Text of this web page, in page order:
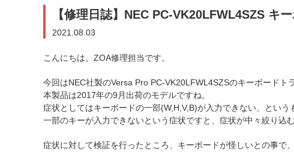
【修理日誌】NEC PC-VK20LFWL4SZS キ
2021.08.03
こんにちは。ZOA修理担当です。
今回はNEC社製のVersa Pro PC-VK20LFWL4SZSのキーボードト
本製品は2017年の9月出荷のモデルですね。
症状としてはキーボードの一部(W,H,V,B)が入力できない、という
一部のキーが入力できないという症状ですと、症状が中々絞り込
症状に対して検証を行ったところ、キーボードが怪しいとの事で